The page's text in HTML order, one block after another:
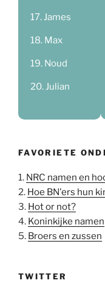
James
Max
Noud
Julian
FAVORIETE
1. NRC namen en
2. Hoe BN'ers hun
3. Hot or not?
4. Koninkijke namen
5. Broers en zussen
TWITTER